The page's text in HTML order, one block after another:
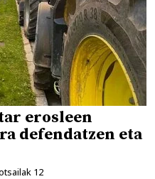
erosleen
defendatzen eta
12